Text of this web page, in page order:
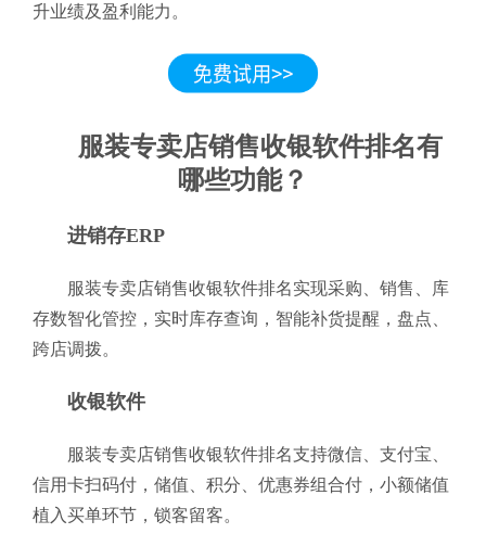
升业绩及盈利能力。
服装专卖店销售收银软件排名有
哪些功能？
进销存ERP
服装专卖店销售收银软件排名实现采购、销售、库
存数智化管控，实时库存查询，智能补货提醒，盘点、
跨店调拨。
收银软件
服装专卖店销售收银软件排名支持微信、支付宝、
信用卡扫码付，储值、积分、优惠券组合付，小额储值
植入买单环节，锁客留客。